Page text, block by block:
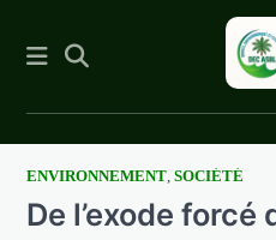
SkipENVIRONNEMENT,SOCIÉTÉ
De l’exode